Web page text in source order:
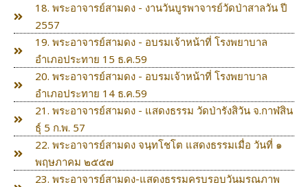
18. พระอาจารย์สามดง - งานวันบูรพาจารย์วัดป่าสาลวัน ปี
2557
19. พระอาจารย์สามดง - อบรมเจ้าหน้าที่ โรงพยาบาล
อำเภอประทาย 15 ธ.ค.59
20. พระอาจารย์สามดง - อบรมเจ้าหน้าที่ โรงพยาบาล
อำเภอประทาย 14 ธ.ค.59
21. พระอาจารย์สามดง - แสดงธรรม วัดป่ารังสิวัน จ.กาฬสิน
ธ์ุ 5 ก.พ. 57
22. พระอาจารย์สามดง จนฺทโชโต แสดงธรรมเมื่อ วันที่ ๑
พฤษภาคม ๒๕๕๗
23. พระอาจารย์สามดง-แสดงธรรมครบรอบวันมรณภาพ